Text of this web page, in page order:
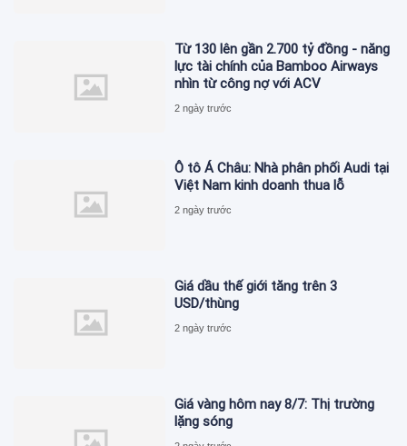
Từ 130 lên gần 2.700 tỷ đồng - năng
lực tài chính của Bamboo Airways
nhìn từ công nợ với ACV
2 ngày trước
Ô tô Á Châu: Nhà phân phối Audi tại
Việt Nam kinh doanh thua lỗ
2 ngày trước
Giá dầu thế giới tăng trên 3
USD/thùng
2 ngày trước
Giá vàng hôm nay 8/7: Thị trường
lặng sóng